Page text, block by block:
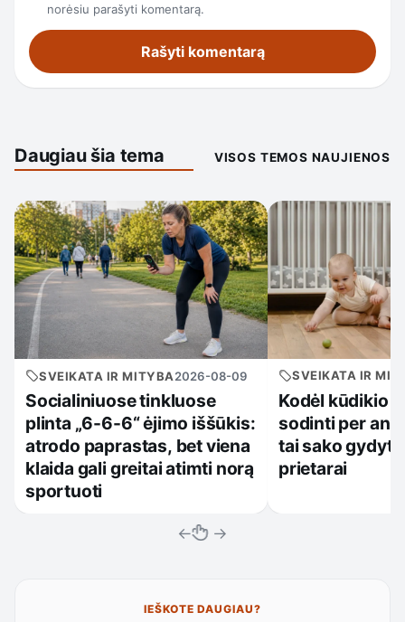
norėsiu parašyti komentarą.
Daugiau šia tema VISOS TEMOS NAUJIENOS
SVEIKATA IR MITYBA2026-08-09
Socialiniuose tinkluose
plinta „6-6-6“ ėjimo iššūkis:
atrodo paprastas, bet viena
klaida gali greitai atimti norą
sportuoti
SVEIKATA IR
Kodėl kūdikio
sodinti per
tai sako
prietarai
← →
IEŠKOTE DAUGIAU?